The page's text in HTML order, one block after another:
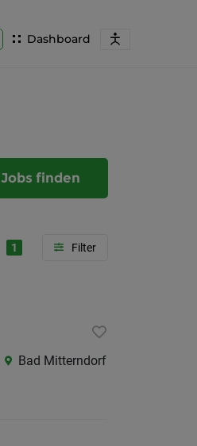
Dashboard
Jobs finden
1
Bad Mitterndorf